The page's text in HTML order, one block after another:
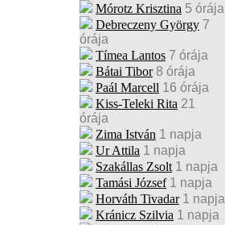
Mórotz Krisztina 5 órája
Debreczeny György 7
órája
Tímea Lantos 7 órája
Bátai Tibor 8 órája
Paál Marcell 16 órája
Kiss-Teleki Rita 21
órája
Zima István 1 napja
Ur Attila 1 napja
Szakállas Zsolt 1 napja
Tamási József 1 napja
Horváth Tivadar 1 napja
Kránicz Szilvia 1 napja